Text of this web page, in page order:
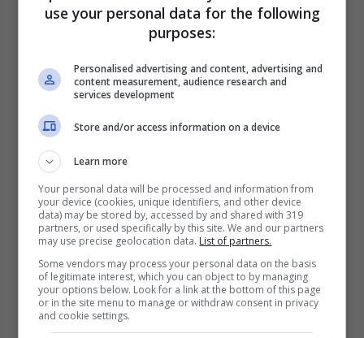
Come seguire la haircare
Come già accennato, il
giapponese è il pre-shampoo,ricco di
ingredienti nutrienti come oli naturali
di camelia, ditsubaki, o diargan). Questi
trattamenti vengono applicati sulle
lunghezze, ma anche sulla cute, e aiutano
a rendere il capello più elastico, lucido e
resistente.
use your personal data for the following
purposes:
Personalised advertising and content, advertising and
content measurement, audience research and
services development
Store and/or access information on a device
Learn more
Your personal data will be processed and information from
your device (cookies, unique identifiers, and other device
data) may be stored by, accessed by and shared with 319
partners, or used specifically by this site. We and our partners
may use precise geolocation data. List of partners.
Some vendors may process your personal data on the basis
of legitimate interest, which you can object to by managing
your options below. Look for a link at the bottom of this page
or in the site menu to manage or withdraw consent in privacy
and cookie settings.